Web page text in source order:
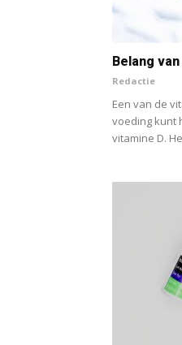
Belang
Redactie
Een van de
voeding kunt
vitamine D.